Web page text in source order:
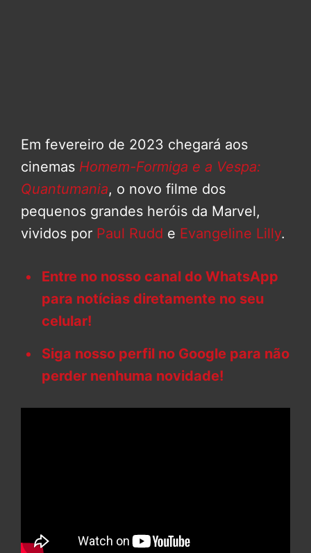
Em fevereiro de 2023 chegará aos
cinemas Homem-Formiga e a Vespa:
Quantumania, o novo filme dos
pequenos grandes heróis da Marvel,
vividos por Paul Rudd e Evangeline Lilly.
Entre no nosso canal do WhatsApp
para notícias diretamente no seu
celular!
Siga nosso perfil no Google para não
perder nenhuma novidade!